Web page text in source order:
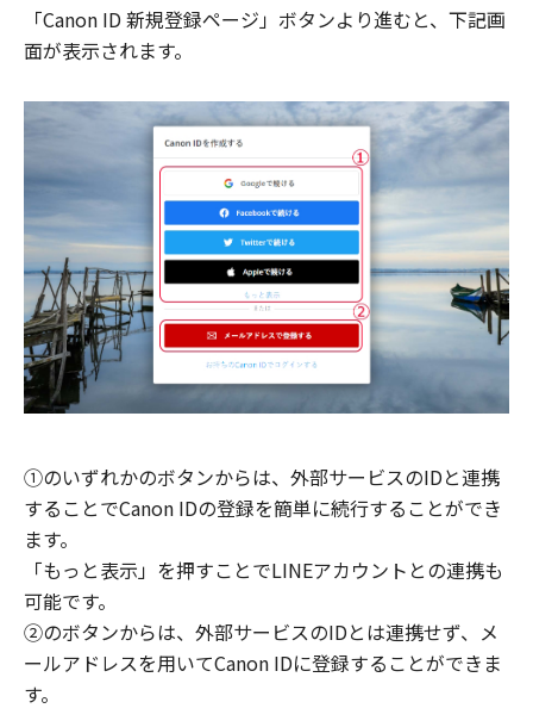
「Canon ID 新規登録ページ」ボタンより進むと、下記画
面が表示されます。
①のいずれかのボタンからは、外部サービスのIDと連携
することでCanon IDの登録を簡単に続行することができ
ます。
「もっと表示」を押すことでLINEアカウントとの連携も
可能です。
②のボタンからは、外部サービスのIDとは連携せず、メ
ールアドレスを用いてCanon IDに登録することができま
す。